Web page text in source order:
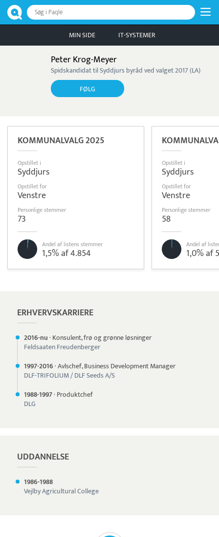
Søg i Paqle
MIN SIDE IT-SYSTEMER
Peter Krog-Meyer
Spidskandidat til Syddjurs byråd ved valget 2017 (LA)
FØLG
KOMMUNALVALG 2025
Opstillet i
Syddjurs
Opstillet for
Venstre
Personlige stemmer
73
Andel af listens stemmer
1,5% af 4.854
Opstillet i
Syddjurs
Opstillet for
Venstre
Personlige stemmer
58
Andel af
1,0% af
ERHVERVSKARRIERE
2016-nu· Konsulent, frø og grønne løsninger
Feldsaaten Freudenberger
1997-2016·Avlschef, Business Development Manager
DLF-TRIFOLIUM / DLF Seeds A/S
1988-1997· Produktchef
DLG
UDDANNELSE
1986-1988
Vejlby Agricultural College